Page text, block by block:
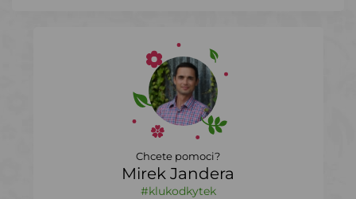
Chcete pomoci?
Mirek Jandera
#klukodkytek